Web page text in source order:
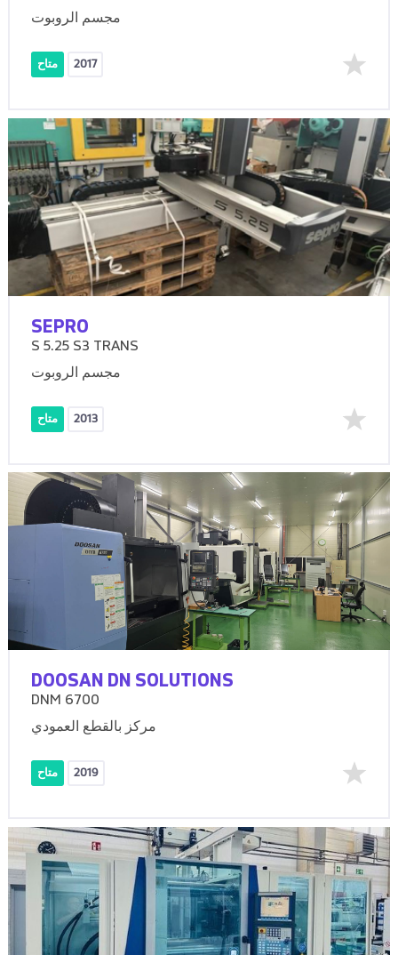
مجسم الروبوت
متاح 2017
SEPRO
S 5.25 S3 TRANS
مجسم الروبوت
متاح 2013
DOOSAN DN SOLUTIONS
DNM 6700
مركز بالقطع العمودي
متاح 2019